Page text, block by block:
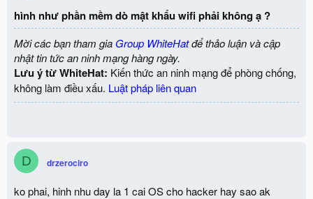
hình như phần mềm dò mật khẩu wifi phải không ạ ?
Mời các bạn tham gia Group WhiteHatđể thảo luận và cập
nhật tin tức an ninh mạng hàng ngày.
Lưu ý từ WhiteHat: Kiến thức an ninh mạng để phòng chống,
không làm điều xấu. Luật pháp liên quan
D drzerociro
ko phai, hinh nhu day la 1 cai OS cho hacker hay sao ak